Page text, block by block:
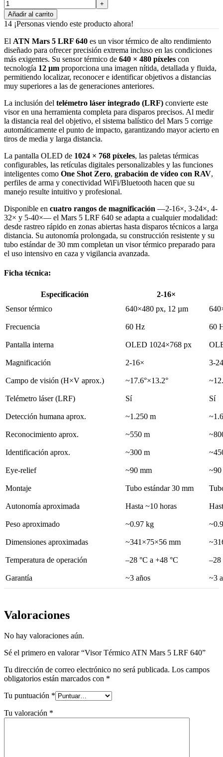
Añadir al carrito
14 ¡Personas viendo este producto ahora!
El ATN Mars 5 LRF 640 es un visor térmico de alto rendimiento
diseñado para ofrecer precisión extrema incluso en las condiciones
más exigentes. Su sensor térmico de 640 × 480 píxeles con
tecnología 12 µm proporciona una imagen nítida, detallada y fluida,
permitiendo localizar, reconocer e identificar objetivos a distancias
muy superiores a las de generaciones anteriores.
La inclusión del telémetro láser integrado (LRF) convierte este
visor en una herramienta completa para disparos precisos. Al medir
la distancia real del objetivo, el sistema balístico del Mars 5 corrige
automáticamente el punto de impacto, garantizando mayor acierto en
tiros de media y larga distancia.
La pantalla OLED de 1024 × 768 píxeles, las paletas térmicas
configurables, las retículas digitales personalizables y las funciones
inteligentes como One Shot Zero, grabación de vídeo con RAV,
perfiles de arma y conectividad WiFi/Bluetooth hacen que su
manejo resulte intuitivo y profesional.
Disponible en cuatro rangos de magnificación —2-16×, 3-24×, 4-
32× y 5-40×— el Mars 5 LRF 640 se adapta a cualquier modalidad:
desde rastreo rápido en zonas abiertas hasta disparos técnicos a larga
distancia. Su autonomía prolongada, su construcción resistente y su
tubo estándar de 30 mm completan un visor térmico preparado para
el uso intensivo en caza y vigilancia avanzada.
Ficha técnica:
Especificación
2-16×
Sensor térmico
640×480 px, 12 µm
Frecuencia 60 Hz 60
Pantalla interna OLED 1024×768 px
Magnificación 2-16× 3-
Campo de visión (H×V aprox.) ~17.6°×13.2°
Telémetro láser (LRF) Sí Sí
Detección humana aprox. ~1.250 m
Reconocimiento aprox. ~550 m
Identificación aprox. ~300 m
Eye-relief ~90 mm ~90
Montaje Tubo estándar 30 mm
Autonomía aproximada Hasta ~10 horas
Peso aproximado ~0.97 kg
Dimensiones aproximadas ~341×75×56 mm
Temperatura de operación –28 °C a +48 °C –28
Garantía ~3 años ~3
Valoraciones
No hay valoraciones aún.
Sé el primero en valorar “Visor Térmico ATN Mars 5 LRF 640”
Tu dirección de correo electrónico no será publicada. Los campos
obligatorios están marcados con *
Tu puntuación *
Tu valoración *